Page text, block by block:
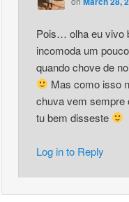
Pois… olha eu vivo
incomoda um
quando chove de
Mas como isso
chuva vem sempre
tu bem disseste
Log in to Reply